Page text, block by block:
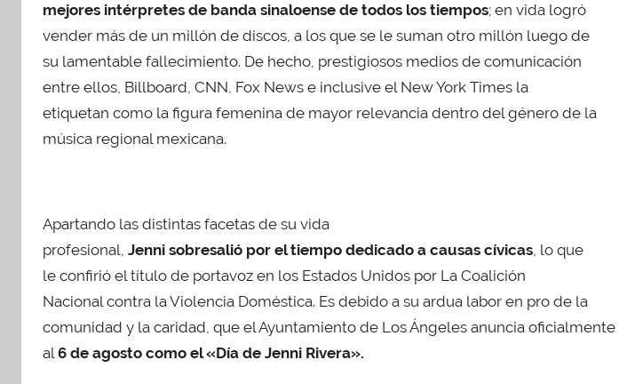
mejores intérpretes de banda sinaloense de todos los tiempos; en vida logró
vender más de un millón de discos, a los que se le suman otro millón luego de
su lamentable fallecimiento. De hecho, prestigiosos medios de comunicación
entre ellos, Billboard, CNN, Fox News e inclusive el New York Times la
etiquetan como la figura femenina de mayor relevancia dentro del género de la
música regional mexicana.
Apartando las distintas facetas de su vida
profesional, Jenni sobresalió por el tiempo dedicado a causas cívicas, lo que
le confirió el título de portavoz en los Estados Unidos por La Coalición
Nacional contra la Violencia Doméstica. Es debido a su ardua labor en pro de la
comunidad y la caridad, que el Ayuntamiento de Los Ángeles anuncia oficialmente
al6 de agosto como el «Día de Jenni Rivera».